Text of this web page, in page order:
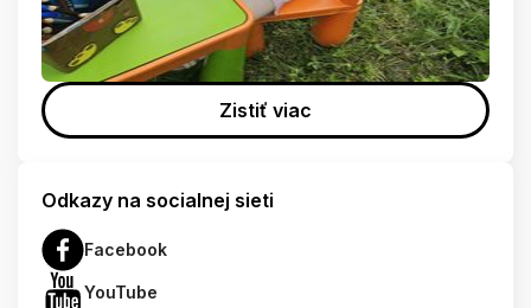
Zistiť viac
Odkazy na socialnej sieti
Facebook
YouTube